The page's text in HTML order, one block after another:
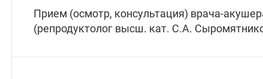
Прием (осмотр, консультация) врача-
(репродуктолог высш. кат. С.А.